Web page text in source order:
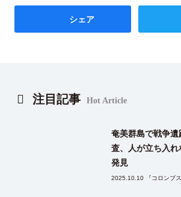
シェア
注目記事 Hot Article
奄美群島で戦争
査、人が立ち入
発見
2025.10.10 『コロンブ